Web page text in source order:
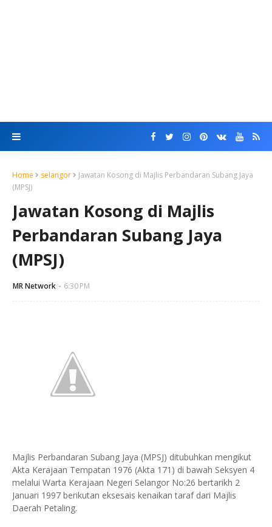
Home selangor
Jawatan Kosong di Majlis Perbandaran Subang Jaya
(MPSJ)
Jawatan Kosong di Majlis
Perbandaran Subang Jaya
(MPSJ)
MR Network 6:30 PM
Majlis Perbandaran Subang Jaya (MPSJ) ditubuhkan mengikut
Akta Kerajaan Tempatan 1976 (Akta 171) di bawah Seksyen 4
melalui Warta Kerajaan Negeri Selangor No:26 bertarikh 2
Januari 1997 berikutan eksesais kenaikan taraf dari Majlis
Daerah Petaling.